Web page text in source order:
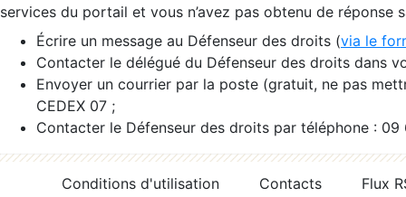
services du portail et vous n’avez pas obtenu de réponse
Écrire un message au Défenseur des droits (via le
Contacter le délégué du Défenseur des droits dans
Envoyer un courrier par la poste (gratuit, ne pas
CEDEX 07 ;
Contacter le Défenseur des droits par téléphone :
Conditions d'utilisation Contacts
Flux